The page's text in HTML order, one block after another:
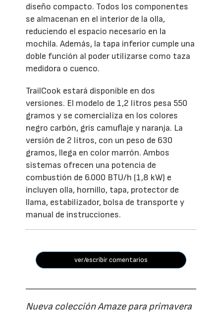
diseño compacto. Todos los componentes
se almacenan en el interior de la olla,
reduciendo el espacio necesario en la
mochila. Además, la tapa inferior cumple una
doble función al poder utilizarse como taza
medidora o cuenco.
TrailCook estará disponible en dos
versiones. El modelo de 1,2 litros pesa 550
gramos y se comercializa en los colores
negro carbón, gris camuflaje y naranja. La
versión de 2 litros, con un peso de 630
gramos, llega en color marrón. Ambos
sistemas ofrecen una potencia de
combustión de 6.000 BTU/h (1,8 kW) e
incluyen olla, hornillo, tapa, protector de
llama, estabilizador, bolsa de transporte y
manual de instrucciones.
ver/escribir comentarios
Nueva colección Amaze para primavera